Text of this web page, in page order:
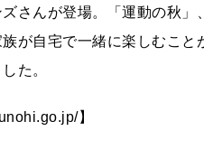
さんが登場。「運動の秋
が自宅で一緒に楽しむこ
た。
】